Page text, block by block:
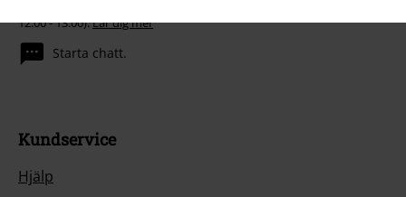
12:00 - 13:00).Lär dig mer
Starta chatt.
Kundservice
Hjälp